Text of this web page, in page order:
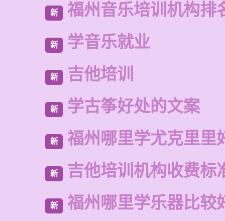
新 福州音乐培训机构排
新 学音乐就业
新 吉他培训
新 学古筝好处的文案
新 福州哪里学尤克里里
新 吉他培训机构收费标
新 福州哪里学乐器比较